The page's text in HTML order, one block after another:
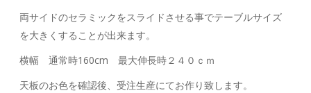
両サイドのセラミックをスライドさせる事でテーブルサイズ
を大きくすることが出来ます。
横幅 通常時160cm 最大伸長時２４０ｃｍ
天板のお色を確認後、受注生産にてお作り致します。